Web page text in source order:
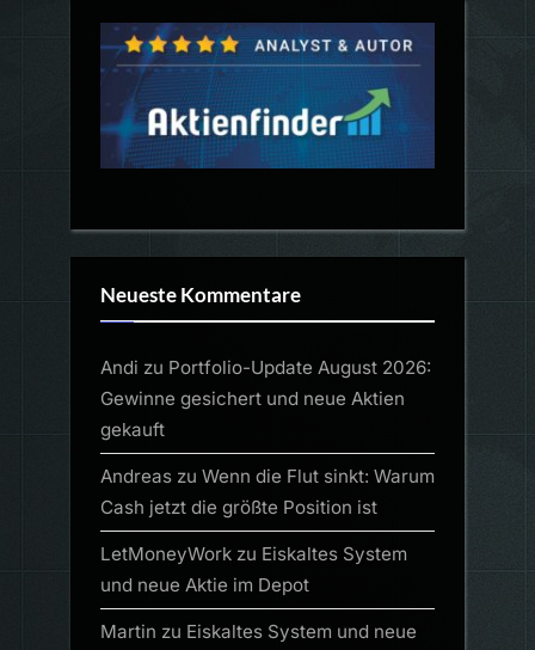
Neueste Kommentare
Andi zu Portfolio-Update August 2026:
Gewinne gesichert und neue Aktien
gekauft
Andreas zu Wenn die Flut sinkt: Warum
Cash jetzt die größte Position ist
LetMoneyWork zu Eiskaltes System
und neue Aktie im Depot
Martin zu Eiskaltes System und neue